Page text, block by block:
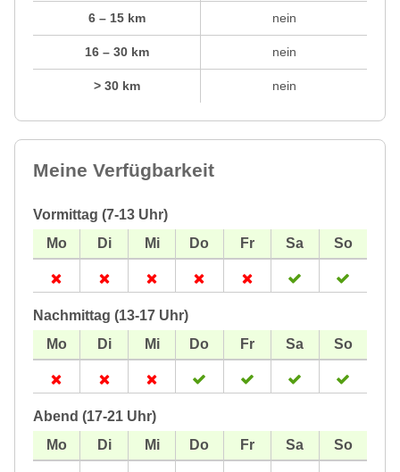
6 – 15 km
16 – 30 km
> 30 km
nein
nein
nein
Meine Verfügbarkeit
Vormittag (7-13 Uhr)
Nachmittag (13-17 Uhr)
Abend (17-21 Uhr)